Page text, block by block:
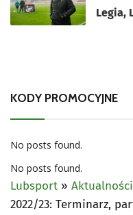
Legia,
KODY PROMOCYJNE
No posts found.
No posts found.
Lubsport » Aktualności
2022/23: Terminarz,